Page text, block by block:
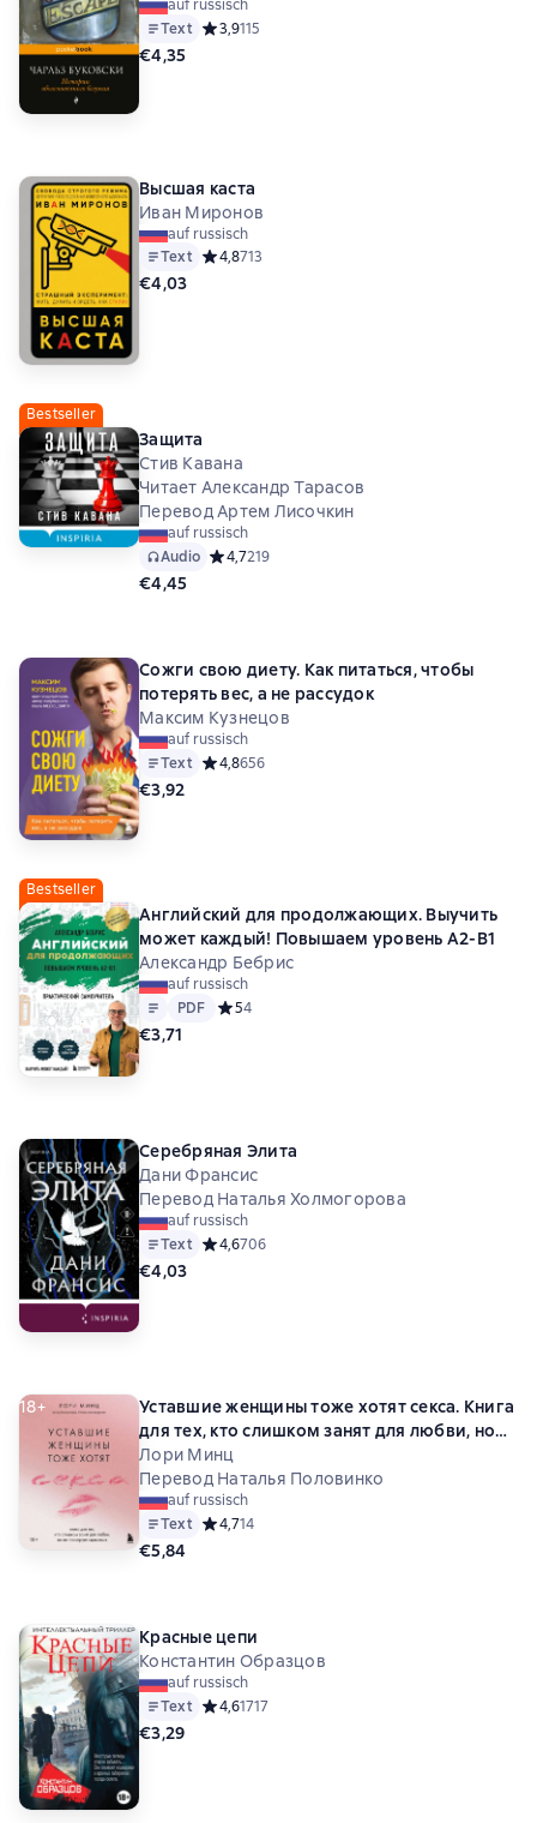
auf russisch
Text Средний рейтинг 3,9 на основе 115 оценок
3,9115
€4,35
Высшая каста
Иван Миронов
auf russisch
Text Средний рейтинг 4,8 на основе 713 оценок
4,8713
€4,03
Bestseller
Защита
Стив Кавана
Читает Александр Тарасов
Перевод Артем Лисочкин
auf russisch
Audio Средний рейтинг 4,7 на основе 219 оценок
4,7219
€4,45
Сожги свою диету. Как питаться, чтобы
потерять вес, а не рассудок
Максим Кузнецов
auf russisch
Text Средний рейтинг 4,8 на основе 656 оценок
4,8656
€3,92
Bestseller
Английский для продолжающих. Выучить
может каждый! Повышаем уровень A2-B1
Александр Бебрис
auf russisch
Text
PDF
PDF Средний рейтинг 5 на основе 4 оценок
54
€3,71
Серебряная Элита
Дани Франсис
Перевод Наталья Холмогорова
auf russisch
Text Средний рейтинг 4,6 на основе 706 оценок
4,6706
€4,03
18+
Уставшие женщины тоже хотят секса. Книга
для тех, кто слишком занят для любви, но
не планирует сдаваться
Лори Минц
Перевод Наталья Половинко
auf russisch
Text Средний рейтинг 4,7 на основе 14 оценок
4,714
€5,84
Красные цепи
Константин Образцов
auf russisch
Text Средний рейтинг 4,6 на основе 1717 оценок
4,61717
€3,29